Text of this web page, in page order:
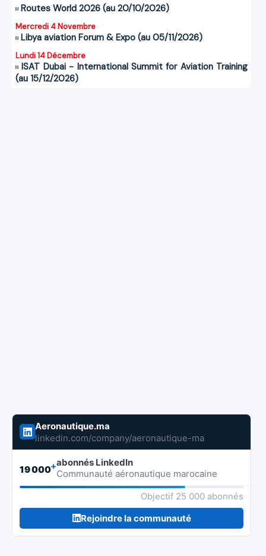
Routes World 2026 (au 20/10/2026)
Mercredi 4 Novembre
Libya aviation Forum & Expo (au 05/11/2026)
Lundi 14 Décembre
ISAT Dubai - International Summit for Aviation Training
(au 15/12/2026)
Aeronautique.ma
linkedin.com/company/aeronautique-ma
19 000+abonnés LinkedIn
Communauté aéronautique marocaine
Objectif 25 000 abonnés
Rejoindre la communauté